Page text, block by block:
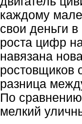
каждому
свои деньги
роста цифр
навязана
ростовщиков
разница
По
мелкий